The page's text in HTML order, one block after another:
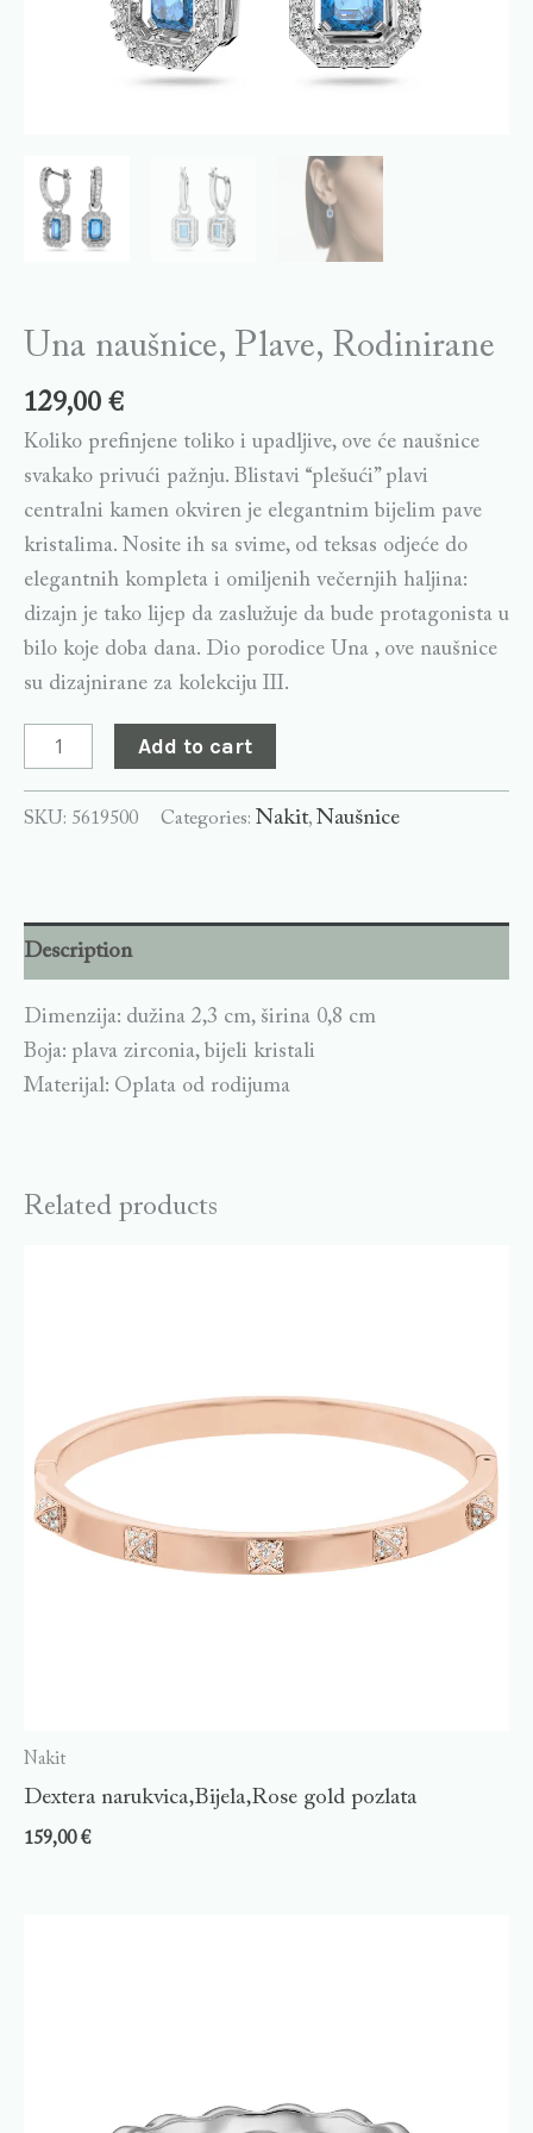
Una naušnice, Plave, Rodinirane
129,00 €
Koliko prefinjene toliko i upadljive, ove će naušnice
svakako privući pažnju. Blistavi “plešući” plavi
centralni kamen okviren je elegantnim bijelim pave
kristalima. Nosite ih sa svime, od teksas odjeće do
elegantnih kompleta i omiljenih večernjih haljina:
dizajn je tako lijep da zaslužuje da bude protagonista u
bilo koje doba dana. Dio porodice Una , ove naušnice
su dizajnirane za kolekciju III.
Add to cart
SKU: 5619500 Categories: Nakit, Naušnice
Description
Dimenzija: dužina 2,3 cm, širina 0,8 cm
Boja: plava zirconia, bijeli kristali
Materijal: Oplata od rodijuma
Related products
Nakit
Dextera narukvica,Bijela,Rose gold pozlata
159,00€